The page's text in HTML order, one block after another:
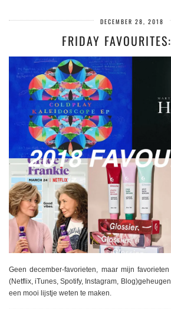
DECEMBER 28, 2018
FRIDAY
Geen december-favorieten, maar mijn
(Netflix, iTunes, Spotify, Instagram,
een mooi lijstje weten te maken.